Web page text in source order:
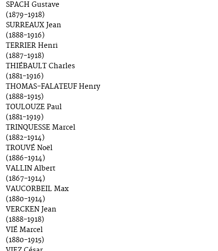
SPACH Gustave
(1879-1918)
SURREAUX Jean
(1888-1916)
TERRIER Henri
(1887-1918)
THIÉBAULT Charles
(1881-1916)
THOMAS-FALATEUF Henry
(1888-1915)
TOULOUZE Paul
(1881-1919)
TRINQUESSE Marcel
(1882-1914)
TROUVÉ Noël
(1886-1914)
VALLIN Albert
(1867-1914)
VAUCORBEIL Max
(1880-1914)
VERCKEN Jean
(1888-1918)
VIÉ Marcel
(1880-1915)